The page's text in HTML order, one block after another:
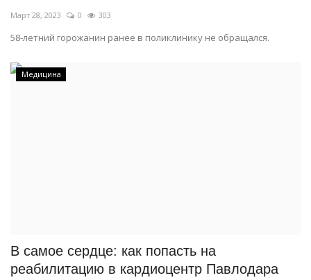
Март 28, 2023 0 303
58-летний горожанин ранее в поликлинику не обращался.
Медицина
В самое сердце: как попасть на
реабилитацию в кардиоцентр Павлодара